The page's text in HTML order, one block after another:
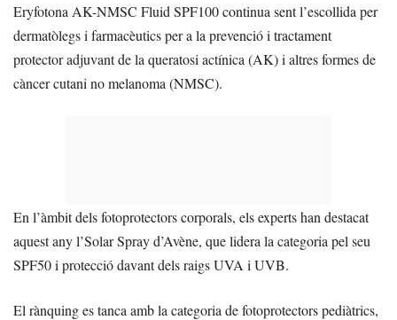
Eryfotona AK-NMSC Fluid SPF100 continua sent l’escollida per
dermatòlegs i farmacèutics per a la prevenció i tractament
protector adjuvant de la queratosi actínica (AK) i altres formes de
càncer cutani no melanoma (NMSC).
En l’àmbit dels fotoprotectors corporals, els experts han destacat
aquest any l’Solar Spray d’Avène, que lidera la categoria pel seu
SPF50 i protecció davant dels raigs UVA i UVB.
El rànquing es tanca amb la categoria de fotoprotectors pediàtrics,